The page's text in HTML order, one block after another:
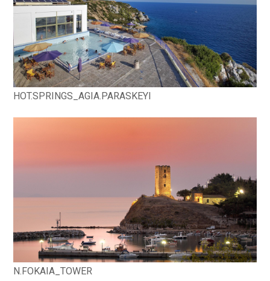
HOT.SPRINGS_AGIA.PARASKEYI
N.FOKAIA_TOWER